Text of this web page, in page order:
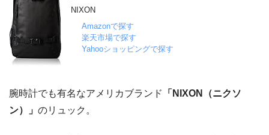
NIXON
Amazonで探す
楽天市場で探す
Yahooショッピングで探す
腕時計でも有名なアメリカブランド
「NIXON（ニクソ
ン）」 のリュック。